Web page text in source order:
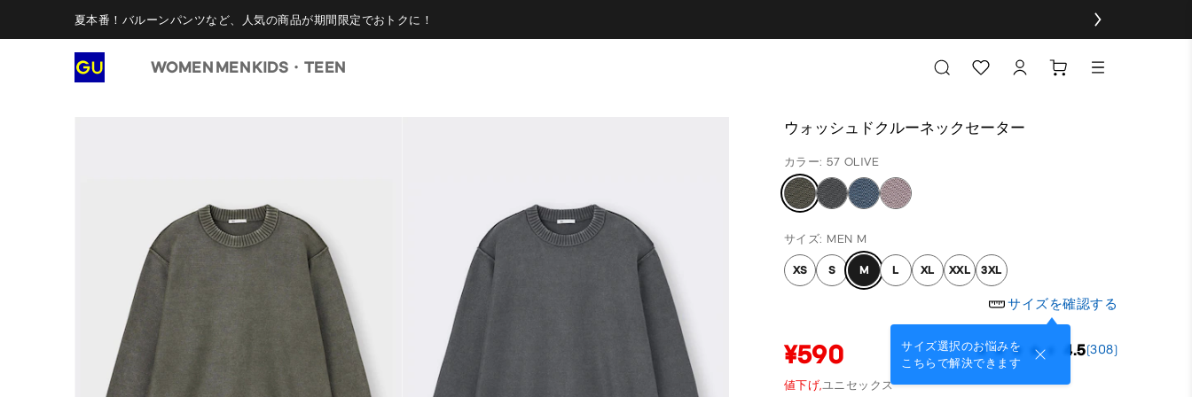
夏本番！バルーンパンツなど、人気の商品が期間限定でおトクに！
WOMEN MENKIDS・TEEN
ウォッシュドクルーネックセーター
カラー: 57 OLIVE
サイズ: MEN M
XS S M L XL XXL 3XL
サイズを確認する
サイズ選択のお悩みを
こちらで解決できます
¥590 4.5(308)
値下げ,ユニセックス